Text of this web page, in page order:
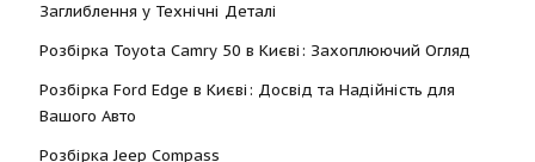
Заглиблення у Технічні Деталі
Розбірка Toyota Camry 50 в Києві: Захоплюючий Огляд
Розбірка Ford Edge в Києві: Досвід та Надійність для
Вашого Авто
Розбірка Jeep Compass